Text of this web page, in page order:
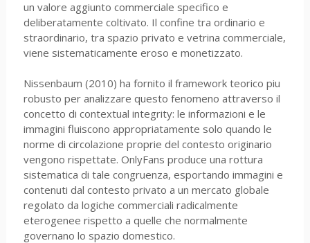
un valore aggiunto commerciale specifico e
deliberatamente coltivato. Il confine tra ordinario e
straordinario, tra spazio privato e vetrina commerciale,
viene sistematicamente eroso e monetizzato.
Nissenbaum (2010) ha fornito il framework teorico piu
robusto per analizzare questo fenomeno attraverso il
concetto di contextual integrity: le informazioni e le
immagini fluiscono appropriatamente solo quando le
norme di circolazione proprie del contesto originario
vengono rispettate. OnlyFans produce una rottura
sistematica di tale congruenza, esportando immagini e
contenuti dal contesto privato a un mercato globale
regolato da logiche commerciali radicalmente
eterogenee rispetto a quelle che normalmente
governano lo spazio domestico.